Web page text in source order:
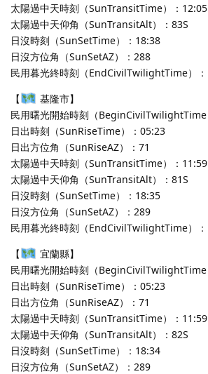
太陽過中天時刻（SunTransitTime）：12:05
太陽過中天仰角（SunTransitAlt）：83S
日沒時刻（SunSetTime）：18:38
日沒方位角（SunSetAZ）：288
民用暮光終時刻（EndCivilTwilightTime）
【
基隆市】
民用曙光開始時刻（
日出時刻（SunRiseTime）：05:23
日出方位角（SunRiseAZ）：71
太陽過中天時刻（SunTransitTime）：11:59
太陽過中天仰角（SunTransitAlt）：81S
日沒時刻（SunSetTime）：18:35
日沒方位角（SunSetAZ）：289
民用暮光終時刻（EndCivilTwilightTime）
【
宜蘭縣】
民用曙光開始時刻（
日出時刻（SunRiseTime）：05:23
日出方位角（SunRiseAZ）：71
太陽過中天時刻（SunTransitTime）：11:59
太陽過中天仰角（SunTransitAlt）：82S
日沒時刻（SunSetTime）：18:34
日沒方位角（SunSetAZ）：289